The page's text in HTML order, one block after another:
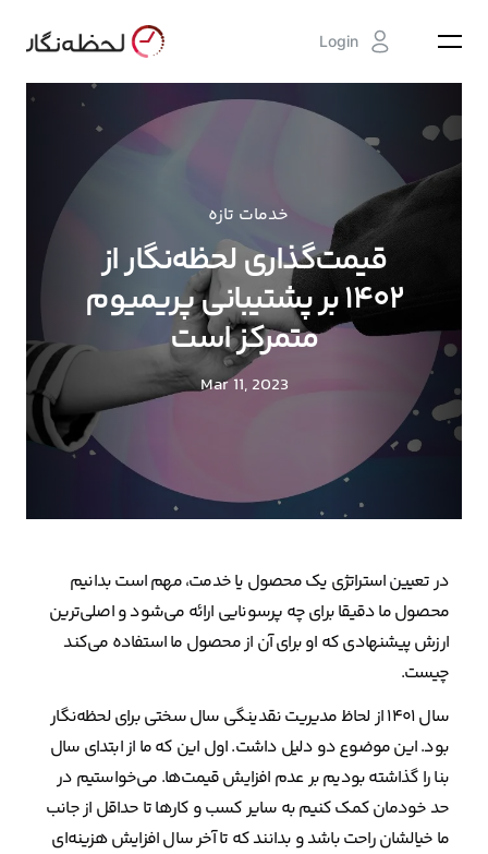
Login
خدمات تازه
قیمت‌گذاری لحظه‌نگار از
۱۴۰۲ بر پشتیبانی پریمیوم
متمرکز است
Mar 11, 2023
در تعیین استراتژی یک محصول یا خدمت، مهم است بدانیم
محصول ما دقیقا برای چه پرسونایی ارائه می‌شود و اصلی‌ترین
ارزش پیشنهادی که او برای آن از محصول ما استفاده می‌کند
چیست.
سال ۱۴۰۱ از لحاظ مدیریت نقدینگی سال سختی برای لحظه‌نگار
بود. این موضوع دو دلیل داشت. اول این که ما از ابتدای سال
بنا را گذاشته بودیم بر عدم افزایش قیمت‌ها. می‌خواستیم در
حد خودمان کمک کنیم به سایر کسب و کارها تا حداقل از جانب
ما خیالشان راحت باشد و بدانند که تا آخر سال افزایش هزینه‌ای